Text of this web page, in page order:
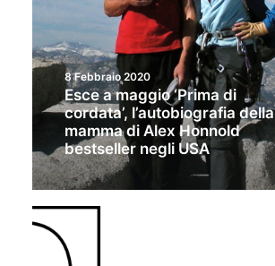
8 Febbraio 2020
Esce a maggio ‘Prima di
cordata’, l’autobiografia della
mamma di Alex Honnold
bestseller negli USA